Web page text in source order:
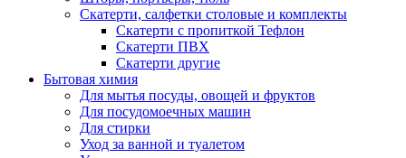
Скатерти, салфетки столовые и комплекты
Скатерти с пропиткой Тефлон
Скатерти ПВХ
Скатерти другие
Бытовая химия
Для мытья посуды, овощей и фруктов
Для посудомоечных машин
Для стирки
Уход за ванной и туалетом